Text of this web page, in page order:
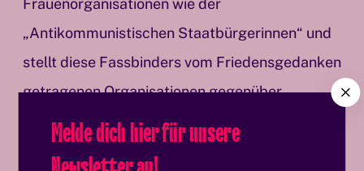
Frauenorganisationen wie der
„Antikommunistischen Staatbürgerinnen“ und
stellt diese Fassbinders vom Friedensgedanken
getragenen Organisationen gegenüber.
Beate Uhse
C
l
Melde dich hier für unsere